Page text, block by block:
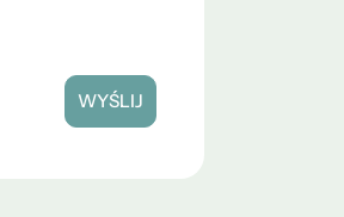
WYŚLIJ